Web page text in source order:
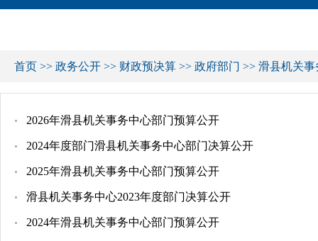
首页 >> 政务公开 >> 财政预决算 >> 政府部门 >> 滑县机关事
2026年滑县机关事务中心部门预算公开
2024年度部门滑县机关事务中心部门决算公开
2025年滑县机关事务中心部门预算公开
滑县机关事务中心2023年度部门决算公开
2024年滑县机关事务中心部门预算公开